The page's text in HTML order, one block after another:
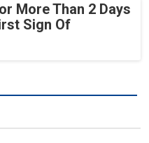
More Than 2 Days
Sign Of